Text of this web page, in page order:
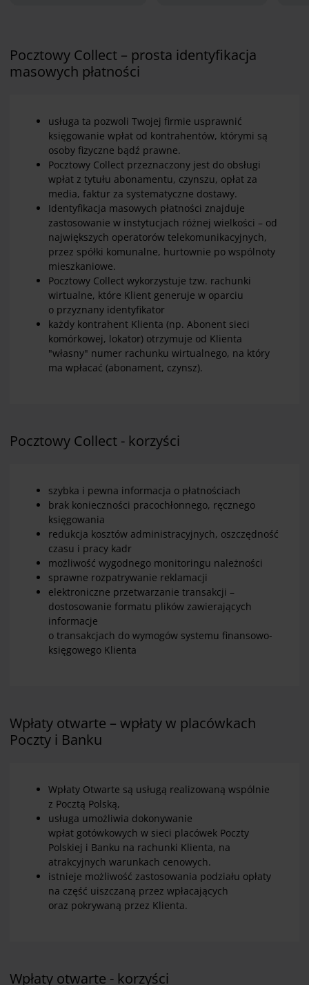
Pocztowy Collect – prosta identyfikacja
masowych płatności
usługa ta pozwoli Twojej firmie usprawnić
księgowanie wpłat od kontrahentów, którymi są
osoby fizyczne bądź prawne.
Pocztowy Collect przeznaczony jest do obsługi
wpłat z tytułu abonamentu, czynszu, opłat za
media, faktur za systematyczne dostawy.
Identyfikacja masowych płatności znajduje
zastosowanie w instytucjach różnej wielkości – od
największych operatorów telekomunikacyjnych,
przez spółki komunalne, hurtownie po wspólnoty
mieszkaniowe.
Pocztowy Collect wykorzystuje tzw. rachunki
wirtualne, które Klient generuje w oparciu
o przyznany identyfikator
każdy kontrahent Klienta (np. Abonent sieci
komórkowej, lokator) otrzymuje od Klienta
"własny" numer rachunku wirtualnego, na który
ma wpłacać (abonament, czynsz).
Pocztowy Collect - korzyści
szybka i pewna informacja o płatnościach
brak konieczności pracochłonnego, ręcznego
księgowania
redukcja kosztów administracyjnych, oszczędność
czasu i pracy kadr
możliwość wygodnego monitoringu należności
sprawne rozpatrywanie reklamacji
elektroniczne przetwarzanie transakcji –
dostosowanie formatu plików zawierających
informacje
o transakcjach do wymogów systemu finansowo-
księgowego Klienta
Wpłaty otwarte – wpłaty w placówkach
Poczty i Banku
Wpłaty Otwarte są usługą realizowaną wspólnie
z Pocztą Polską,
usługa umożliwia dokonywanie
wpłat gotówkowych w sieci placówek Poczty
Polskiej i Banku na rachunki Klienta, na
atrakcyjnych warunkach cenowych.
istnieje możliwość zastosowania podziału opłaty
na część uiszczaną przez wpłacających
oraz pokrywaną przez Klienta.
Wpłaty otwarte - korzyści